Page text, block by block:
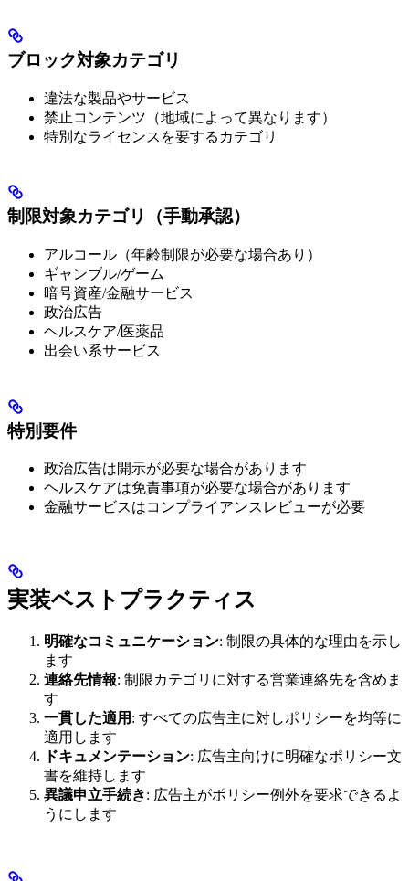
ブロック対象カテゴリ
違法な製品やサービス
禁止コンテンツ（地域によって異なります）
特別なライセンスを要するカテゴリ
制限対象カテゴリ（手動承認）
アルコール（年齢制限が必要な場合あり）
ギャンブル/ゲーム
暗号資産/金融サービス
政治広告
ヘルスケア/医薬品
出会い系サービス
特別要件
政治広告は開示が必要な場合があります
ヘルスケアは免責事項が必要な場合があります
金融サービスはコンプライアンスレビューが必要
実装ベストプラクティス
明確なコミュニケーション: 制限の具体的な理由を示し
ます
連絡先情報: 制限カテゴリに対する営業連絡先を含めま
す
一貫した適用 : すべての広告主に対しポリシーを均等に
適用します
ドキュメンテーション: 広告主向けに明確なポリシー文
書を維持します
異議申立手続き: 広告主がポリシー例外を要求できるよ
うにします